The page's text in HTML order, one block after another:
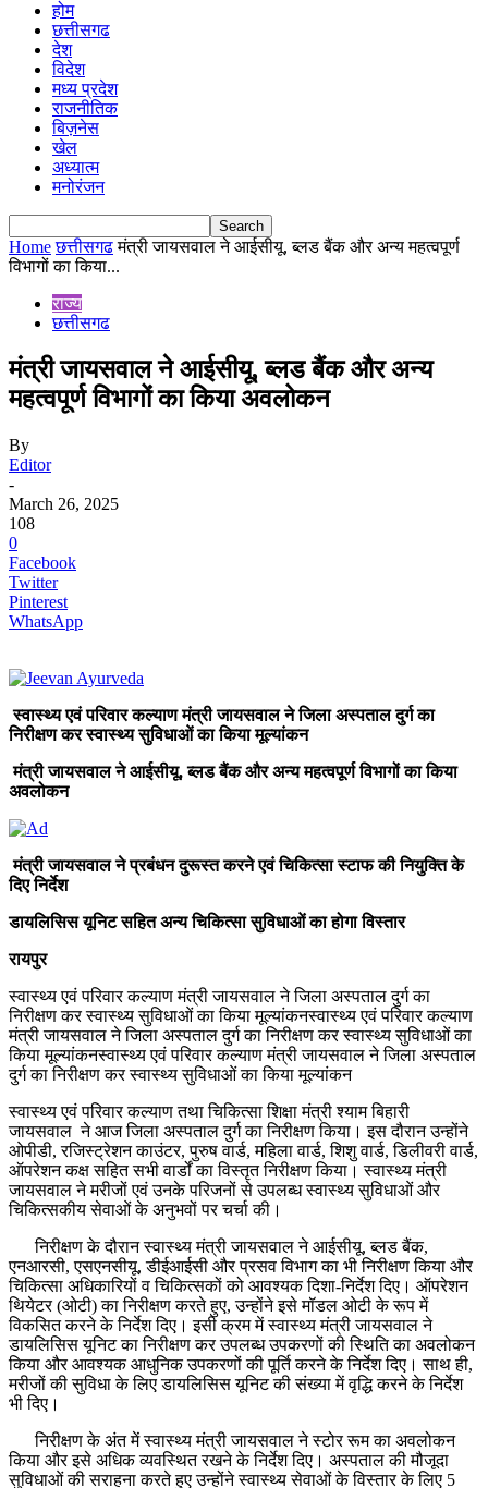
होम
छत्तीसगढ
देश
विदेश
मध्य प्रदेश
राजनीतिक
बिज़नेस
खेल
अध्यात्म
मनोरंजन
Home छत्तीसगढ मंत्री जायसवाल ने आईसीयू, ब्लड बैंक और अन्य महत्वपूर्ण
विभागों का किया...
राज्य
छत्तीसगढ
मंत्री जायसवाल ने आईसीयू, ब्लड बैंक और अन्य
महत्वपूर्ण विभागों का किया अवलोकन
By
Editor
-
March 26, 2025
108
0
Facebook
Twitter
Pinterest
WhatsApp
स्वास्थ्य एवं परिवार कल्याण मंत्री जायसवाल ने जिला अस्पताल दुर्ग का
निरीक्षण कर स्वास्थ्य सुविधाओं का किया मूल्यांकन
मंत्री जायसवाल ने आईसीयू, ब्लड बैंक और अन्य महत्वपूर्ण विभागों का किया
अवलोकन
मंत्री जायसवाल ने प्रबंधन दुरूस्त करने एवं चिकित्सा स्टाफ की नियुक्ति के
दिए निर्देश
डायलिसिस यूनिट सहित अन्य चिकित्सा सुविधाओं का होगा विस्तार
रायपुर
स्वास्थ्य एवं परिवार कल्याण मंत्री जायसवाल ने जिला अस्पताल दुर्ग का
निरीक्षण कर स्वास्थ्य सुविधाओं का किया मूल्यांकनस्वास्थ्य एवं परिवार कल्याण
मंत्री जायसवाल ने जिला अस्पताल दुर्ग का निरीक्षण कर स्वास्थ्य सुविधाओं का
किया मूल्यांकनस्वास्थ्य एवं परिवार कल्याण मंत्री जायसवाल ने जिला अस्पताल
दुर्ग का निरीक्षण कर स्वास्थ्य सुविधाओं का किया मूल्यांकन
स्वास्थ्य एवं परिवार कल्याण तथा चिकित्सा शिक्षा मंत्री श्याम बिहारी
जायसवाल ने आज जिला अस्पताल दुर्ग का निरीक्षण किया। इस दौरान उन्होंने
ओपीडी, रजिस्ट्रेशन काउंटर, पुरुष वार्ड, महिला वार्ड, शिशु वार्ड, डिलीवरी वार्ड,
ऑपरेशन कक्ष सहित सभी वार्डों का विस्तृत निरीक्षण किया। स्वास्थ्य मंत्री
जायसवाल ने मरीजों एवं उनके परिजनों से उपलब्ध स्वास्थ्य सुविधाओं और
चिकित्सकीय सेवाओं के अनुभवों पर चर्चा की।
निरीक्षण के दौरान स्वास्थ्य मंत्री जायसवाल ने आईसीयू, ब्लड बैंक,
एनआरसी, एसएनसीयू, डीईआईसी और प्रसव विभाग का भी निरीक्षण किया और
चिकित्सा अधिकारियों व चिकित्सकों को आवश्यक दिशा-निर्देश दिए। ऑपरेशन
थियेटर (ओटी) का निरीक्षण करते हुए, उन्होंने इसे मॉडल ओटी के रूप में
विकसित करने के निर्देश दिए। इसी क्रम में स्वास्थ्य मंत्री जायसवाल ने
डायलिसिस यूनिट का निरीक्षण कर उपलब्ध उपकरणों की स्थिति का अवलोकन
किया और आवश्यक आधुनिक उपकरणों की पूर्ति करने के निर्देश दिए। साथ ही,
मरीजों की सुविधा के लिए डायलिसिस यूनिट की संख्या में वृद्धि करने के निर्देश
भी दिए।
निरीक्षण के अंत में स्वास्थ्य मंत्री जायसवाल ने स्टोर रूम का अवलोकन
किया और इसे अधिक व्यवस्थित रखने के निर्देश दिए। अस्पताल की मौजूदा
सुविधाओं की सराहना करते हुए उन्होंने स्वास्थ्य सेवाओं के विस्तार के लिए 5